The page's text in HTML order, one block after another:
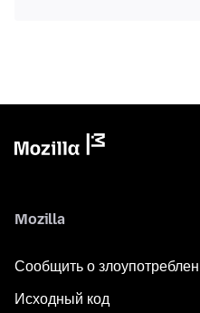
Mozilla
Сообщить о
Исходный код